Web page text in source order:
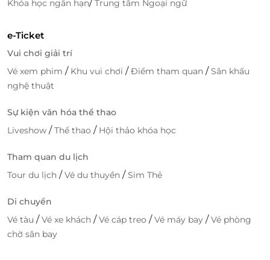
Khóa học ngắn hạn/Trung tâm Ngoại ngữ
e-Ticket
Vui chơi giải trí
Vé xem phim / Khu vui chơi /Điểm tham quan /Sân khấu
nghệ thuật
Sự kiện văn hóa thể thao
Liveshow /Thể thao / Hội thảo khóa học
Tham quan du lịch
Tour du lịch /Vé du thuyền /Sim Thẻ
Di chuyển
Vé tàu /Vé xe khách /Vé cáp treo /Vé máy bay /Vé phòng
chờ sân bay